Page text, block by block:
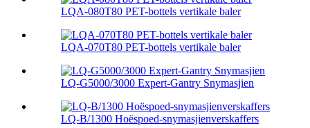
LQA-080T80 PET-bottels vertikale baler
LQA-070T80 PET-bottels vertikale baler
LQ-G5000/3000 Expert-Gantry Snymasjien
LQ-B/1300 Hoëspoed-snymasjienverskaffers